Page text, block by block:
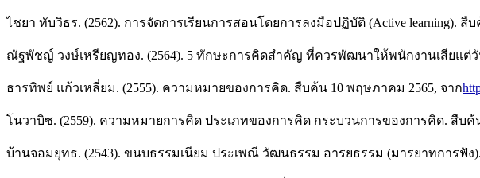
ไชยา ทับวิธร. (2562). การจัดการเรียนการสอนโดยการลงมือปฏิบัติ (Active learning). สื
ณัฐพัชญ์ วงษ์เหรียญทอง. (2564). 5 ทักษะการคิดสำคัญ ที่ควรพัฒนาให้พนักงานเสียแต่
ธารทิพย์ แก้วเหลี่ยม. (2555). ความหมายของการคิด. สืบค้น 10 พฤษภาคม 2565, จาก
โนวาบิซ. (2559). ความหมายการคิด ประเภทของการคิด กระบวนการของการคิด. สืบค้
บ้านจอมยุทธ. (2543). ขนบธรรมเนียม ประเพณี วัฒนธรรม อารยธรรม (มารยาทการฟัง